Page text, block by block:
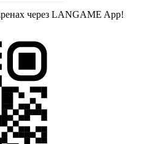
через LANGAME App!